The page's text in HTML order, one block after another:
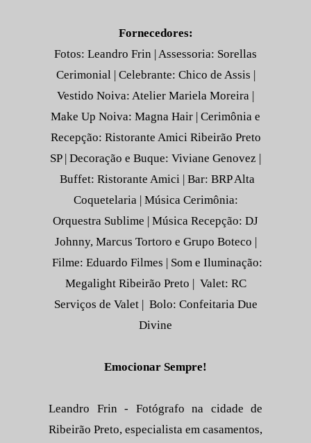
Fornecedores:
Fotos: Leandro Frin | Assessoria: Sorellas
Cerimonial | Celebrante: Chico de Assis |
Vestido Noiva: Atelier Mariela Moreira |
Make Up Noiva: Magna Hair | Cerimônia e
Recepção: Ristorante Amici Ribeirão Preto
SP | Decoração e Buque: Viviane Genovez |
Buffet: Ristorante Amici | Bar: BRP Alta
Coquetelaria | Música Cerimônia:
Orquestra Sublime | Música Recepção: DJ
Johnny, Marcus Tortoro e Grupo Boteco |
Filme: Eduardo Filmes | Som e Iluminação:
Megalight Ribeirão Preto | Valet: RC
Serviços de Valet | Bolo: Confeitaria Due
Divine
Emocionar Sempre!
Leandro Frin - Fotógrafo na cidade de
Ribeirão Preto, especialista em casamentos,